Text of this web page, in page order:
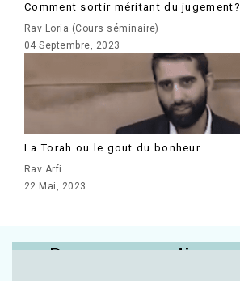
Comment sortir méritant du jugement?
Rav Loria (Cours séminaire)
04 Septembre, 2023
La Torah ou le gout du bonheur
Rav Arfi
22 Mai, 2023
Posez vos questions